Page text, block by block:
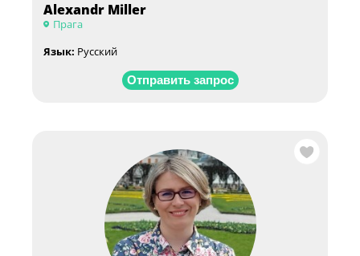
Alexandr Miller
Прага
Язык: Русский
Отправить запрос